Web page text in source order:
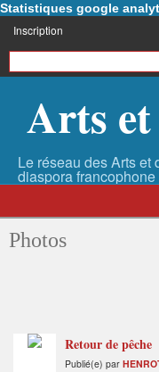
Statistiques google
Inscription
Arts
Photos
Retour de pêche
Publié(e) par